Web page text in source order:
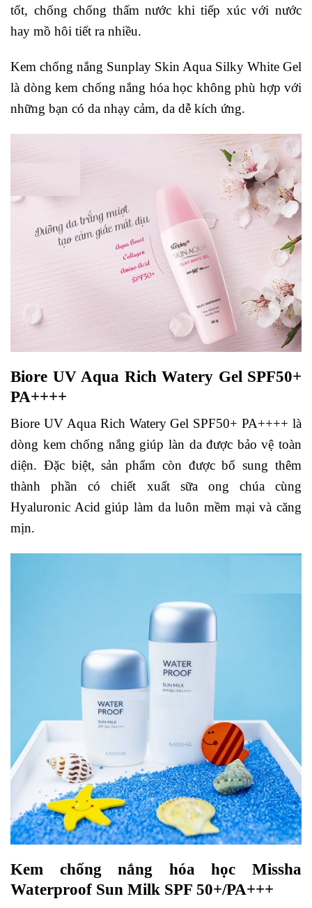
tốt, chống chống thấm nước khi tiếp xúc với nước
hay mồ hôi tiết ra nhiều.
Kem chống nắng Sunplay Skin Aqua Silky White Gel
là dòng kem chống nắng hóa học không phù hợp với
những bạn có da nhạy cảm, da dễ kích ứng.
Biore UV Aqua Rich Watery Gel SPF50+
PA++++
Biore UV Aqua Rich Watery Gel SPF50+ PA++++ là
dòng kem chống nắng giúp làn da được bảo vệ toàn
diện. Đặc biệt, sản phẩm còn được bổ sung thêm
thành phần có chiết xuất sữa ong chúa cùng
Hyaluronic Acid giúp làm da luôn mềm mại và căng
mịn.
Kem chống nắng hóa học Missha
Waterproof Sun Milk SPF 50+/PA+++